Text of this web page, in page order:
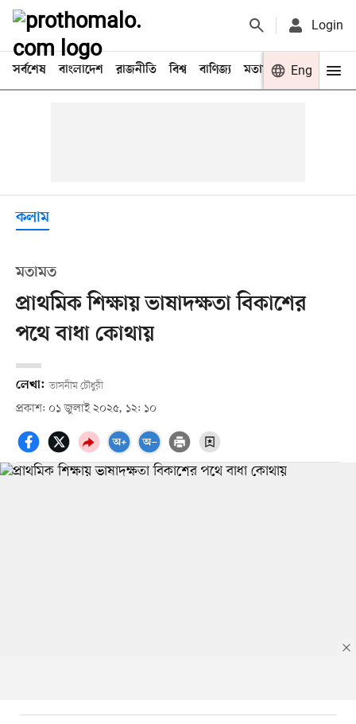
Login
সর্বশেষ বাংলাদেশ রাজনীতি বিশ্ব বাণিজ্য মতামত খেলা
Eng
কলাম
মতামত
প্রাথমিক শিক্ষায় ভাষাদক্ষতা বিকাশের
পথে বাধা কোথায়
লেখা: তাসনীম চৌধুরী
প্রকাশ: ০১ জুলাই ২০২৫, ১২: ১০